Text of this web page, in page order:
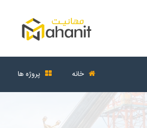
خانه پروژه ها